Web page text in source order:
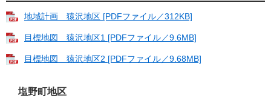
地域計画 猿沢地区 [PDFファイル／312KB]
目標地図 猿沢地区1 [PDFファイル／9.6MB]
目標地図 猿沢地区2 [PDFファイル／9.68MB]
塩野町地区